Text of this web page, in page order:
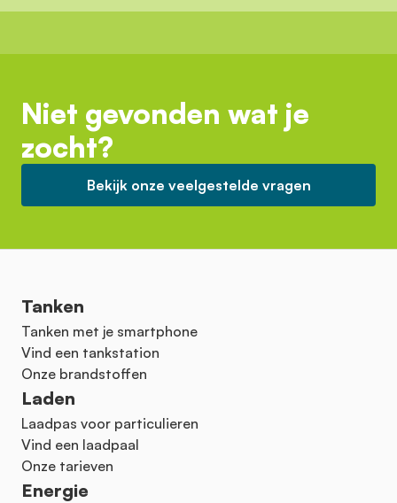
Niet gevonden wat je
zocht?
Bekijk onze veelgestelde vragen
Tanken
Tanken met je smartphone
Vind een tankstation
Onze brandstoffen
Laden
Laadpas voor particulieren
Vind een laadpaal
Onze tarieven
Energie